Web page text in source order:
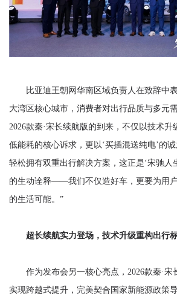
比亚迪王朝网华南区域负责人在致辞中
大湾区核心城市，消费者对出行品质与多元
2026款秦·宋长续航版的到来，不仅以技术升
低能耗的核心诉求，更以‘买插混送纯电’的
轻松拥有双重出行解决方案，这正是‘宋驰人
的生动诠释——我们不仅造好车，更要为用
的生活可能。”
超长续航实力登场，技术升级重构出行
作为发布会另一核心亮点，2026款秦·
实现跨越式提升，完美契合国家新能源政策